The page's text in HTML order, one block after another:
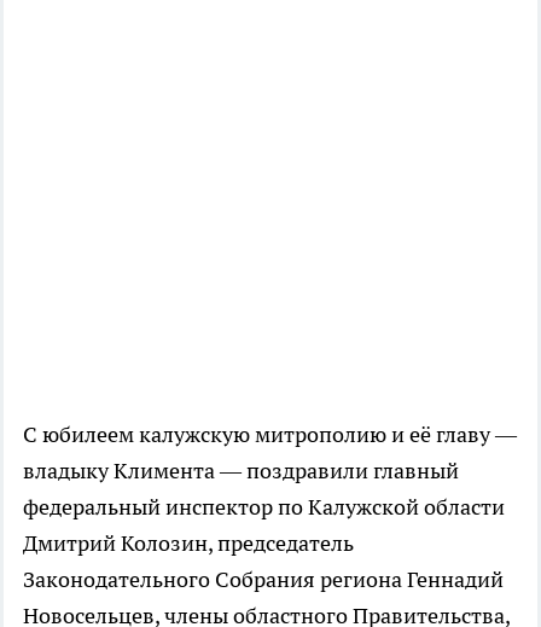
С юбилеем калужскую митрополию и её главу —
владыку Климента — поздравили главный
федеральный инспектор по Калужской области
Дмитрий Колозин, председатель
Законодательного Собрания региона Геннадий
Новосельцев, члены областного Правительства,